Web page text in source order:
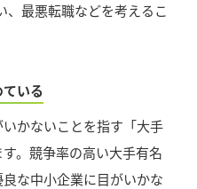
、最悪転職などを考えるこ
いる
かないことを指す「大手
。競争率の高い大手有名
な中小企業に目がいかな